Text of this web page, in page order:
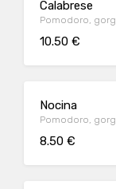
Calabrese
Pomodoro,
10.50 €
Nocina
Pomodoro,
8.50 €